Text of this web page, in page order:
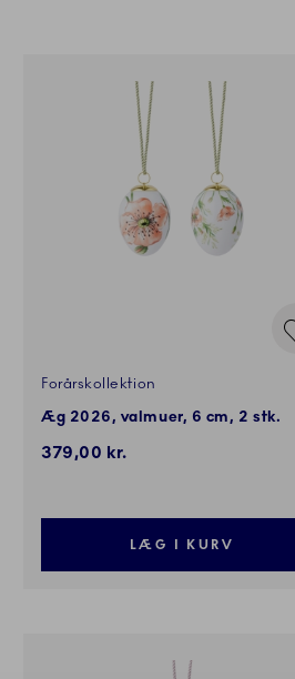
Forårskollektion
Æg 2026, valmuer, 6 cm, 2 stk.
379,00 kr.
LÆG I KURV